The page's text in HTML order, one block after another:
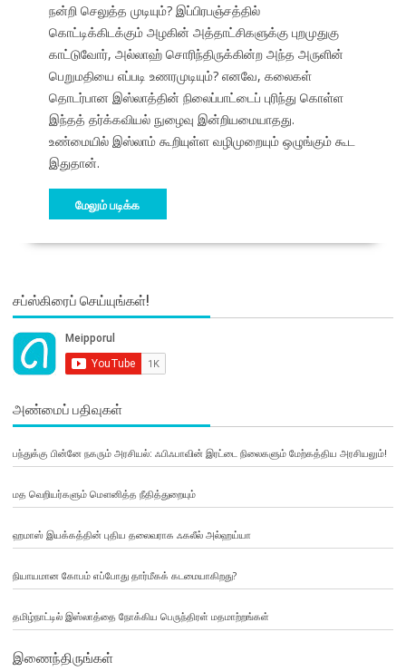
நன்றி செலுத்த முடியும்? இப்பிரபஞ்சத்தில்
கொட்டிக்கிடக்கும் அழகின் அத்தாட்சிகளுக்கு புறமுதுகு
காட்டுவோர், அல்லாஹ் சொரிந்திருக்கின்ற அந்த அருளின்
பெறுமதியை எப்படி உணரமுடியும்? எனவே, கலைகள்
தொடர்பான இஸ்லாத்தின் நிலைப்பாட்டைப் புரிந்து கொள்ள
இந்தத் தர்க்கவியல் நுழைவு இன்றியமையாதது.
உண்மையில் இஸ்லாம் கூறியுள்ள வழிமுறையும் ஒழுங்கும் கூட
இதுதான்.
மேலும் படிக்க
சப்ஸ்கிரைப் செய்யுங்கள்!
அண்மைப் பதிவுகள்
பந்துக்கு பின்னே நகரும் அரசியல்: ஃபிஃபாவின் இரட்டை நிலைகளும் மேற்கத்திய அரசியலும்!
மத வெறியர்களும் மௌனித்த நீதித்துறையும்
ஹமாஸ் இயக்கத்தின் புதிய தலைவராக ஃகலீல் அல்ஹய்யா
நியாயமான கோபம் எப்போது தார்மீகக் கடமையாகிறது?
தமிழ்நாட்டில் இஸ்லாத்தை நோக்கிய பெருந்திரள் மதமாற்றங்கள்
இணைந்திருங்கள்